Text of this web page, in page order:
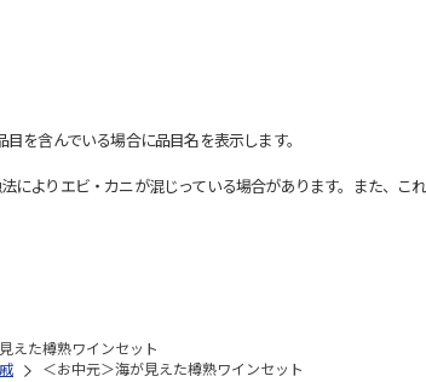
を含んでいる場合に品目名を表示します。
よりエビ・カニが混じっている場合があります。また、こ
えた樽熟ワインセット
＜お中元＞海が見えた樽熟ワインセット